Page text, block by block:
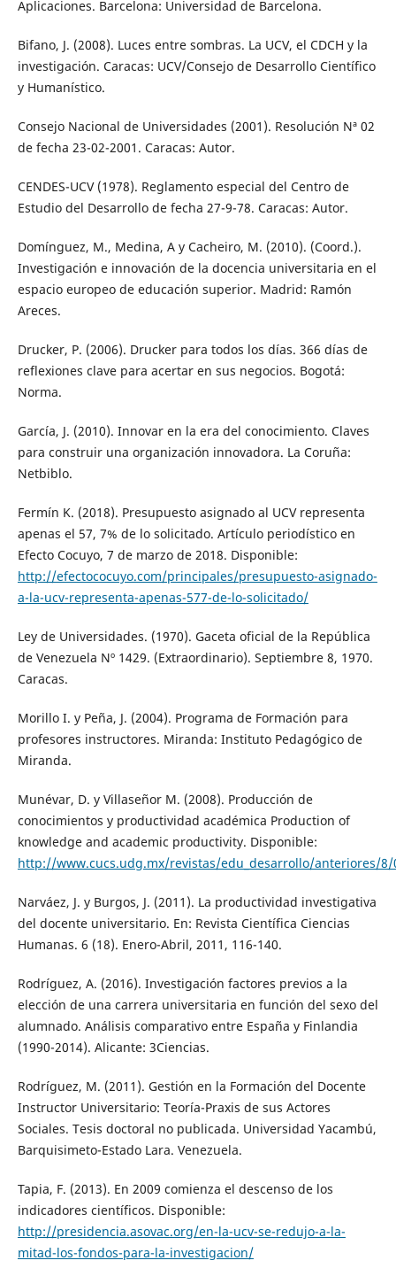
Aplicaciones. Barcelona: Universidad de Barcelona.
Bifano, J. (2008). Luces entre sombras. La UCV, el CDCH y la
investigación. Caracas: UCV/Consejo de Desarrollo Científico
y Humanístico.
Consejo Nacional de Universidades (2001). Resolución Nª 02
de fecha 23-02-2001. Caracas: Autor.
CENDES-UCV (1978). Reglamento especial del Centro de
Estudio del Desarrollo de fecha 27-9-78. Caracas: Autor.
Domínguez, M., Medina, A y Cacheiro, M. (2010). (Coord.).
Investigación e innovación de la docencia universitaria en el
espacio europeo de educación superior. Madrid: Ramón
Areces.
Drucker, P. (2006). Drucker para todos los días. 366 días de
reflexiones clave para acertar en sus negocios. Bogotá:
Norma.
García, J. (2010). Innovar en la era del conocimiento. Claves
para construir una organización innovadora. La Coruña:
Netbiblo.
Fermín K. (2018). Presupuesto asignado al UCV representa
apenas el 57, 7% de lo solicitado. Artículo periodístico en
Efecto Cocuyo, 7 de marzo de 2018. Disponible:
http://efectococuyo.com/principales/presupuesto-asignado-
a-la-ucv-representa-apenas-577-de-lo-solicitado/
Ley de Universidades. (1970). Gaceta oficial de la República
de Venezuela Nº 1429. (Extraordinario). Septiembre 8, 1970.
Caracas.
Morillo I. y Peña, J. (2004). Programa de Formación para
profesores instructores. Miranda: Instituto Pedagógico de
Miranda.
Munévar, D. y Villaseñor M. (2008). Producción de
conocimientos y productividad académica Production of
knowledge and academic productivity. Disponible:
http://www.cucs.udg.mx/revistas/edu_desarrollo/anteriores/8/
Narváez, J. y Burgos, J. (2011). La productividad investigativa
del docente universitario. En: Revista Científica Ciencias
Humanas. 6 (18). Enero-Abril, 2011, 116-140.
Rodríguez, A. (2016). Investigación factores previos a la
elección de una carrera universitaria en función del sexo del
alumnado. Análisis comparativo entre España y Finlandia
(1990-2014). Alicante: 3Ciencias.
Rodríguez, M. (2011). Gestión en la Formación del Docente
Instructor Universitario: Teoría-Praxis de sus Actores
Sociales. Tesis doctoral no publicada. Universidad Yacambú,
Barquisimeto-Estado Lara. Venezuela.
Tapia, F. (2013). En 2009 comienza el descenso de los
indicadores científicos. Disponible:
http://presidencia.asovac.org/en-la-ucv-se-redujo-a-la-
mitad-los-fondos-para-la-investigacion/